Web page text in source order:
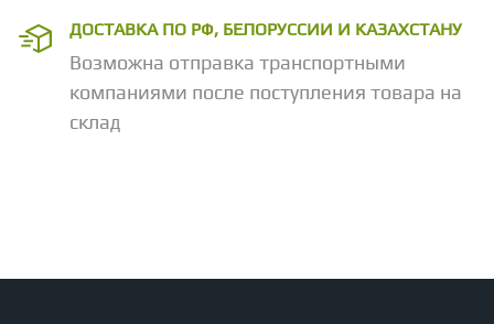
ДОСТАВКА ПО РФ, БЕЛОРУССИИ И КАЗАХСТАНУ
Возможна отправка транспортными
компаниями после поступления товара на
склад